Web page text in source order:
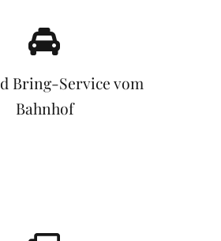
Bring-Service vom
Bahnhof